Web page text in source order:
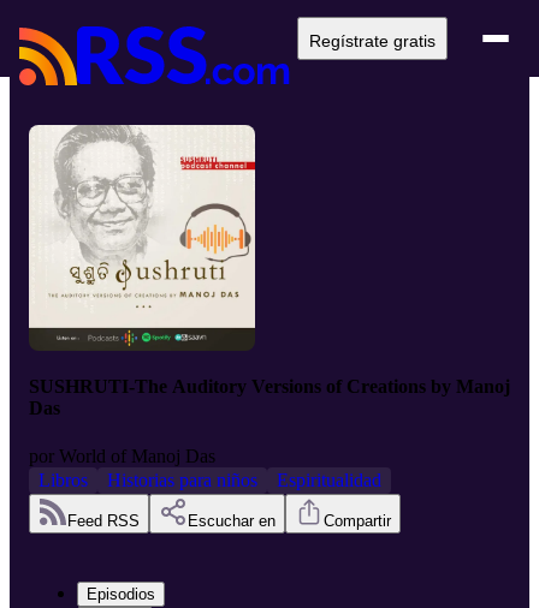
Regístrate gratis
SUSHRUTI-The Auditory Versions of Creations by Manoj
Das
por World of Manoj Das
Libros
Historias para niños Espiritualidad
Feed RSS Escuchar en Compartir
Episodios